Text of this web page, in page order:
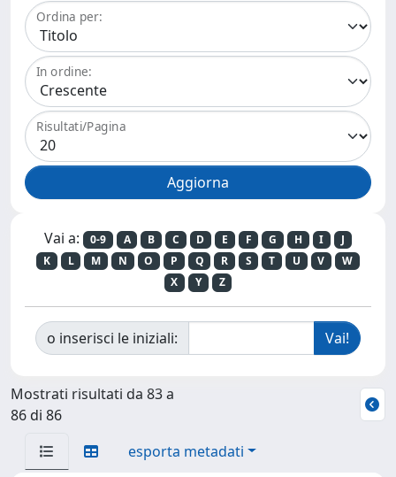
Ordina per:
In ordine:
Risultati/Pagina
Vai a: 0-9 A B C D E F G H I
J
K
L M N O P Q R S T U V
W
X
Y Z
o inserisci le iniziali:
Mostrati risultati da 83 a
86 di 86
esporta metadati